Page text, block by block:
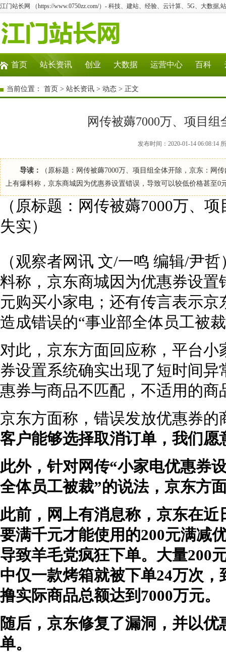
江门站长网 （https://www.0750zz.com/）- 科技、建站、经验、云计算、5G、大数据,
首页 站长资讯 创业 大数据 运营中心 百科
当前位置： 首页 > 站长资讯 > 动态 > 正文
网传被薅7000万、项目
发布时间：2020-01-14 06:08:14
导读：
（原标题：网传被薅7000万、项目组全体开除，京东：网
上有爆料称，京东商城因为优惠券设置错误，导致可以较低价格甚至0
（原标题：网传被薅7000万、
失实）
（观察者网讯 文/一鸣 编辑/尹
料称，京东商城因为优惠券设
元购买小家电；还有传言表示京
造成错误的“事业部全体员工被
对此，京东方面回应称，平台
券设置系统确实出现了短时间
惠券与商品不匹配，不适用的商
京东方面称，错误发放优惠券的
客户能够选择取消订单，我们愿
此外，针对网传“小家电优惠券
全体员工被裁”的说法，京东方
此前，网上有消息称，京东在
要满千元才能使用的200元满减
导致羊毛党疯狂下单。大量200
中仅一款烤箱就被下单24万次
撸实际商品总额达到7000万元。
随后，京东修复了漏洞，并以
单。